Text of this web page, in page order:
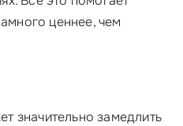
ценнее, чем
значительно замедлить